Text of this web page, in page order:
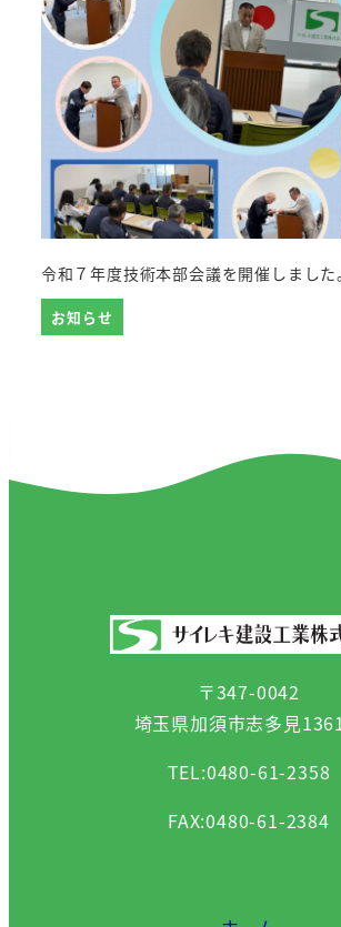
令和７年度技術本部会議を開催しました。
お知らせ
〒347-0042
埼玉県加須市志多見
TEL:0480-61-2358
FAX:0480-61-2384